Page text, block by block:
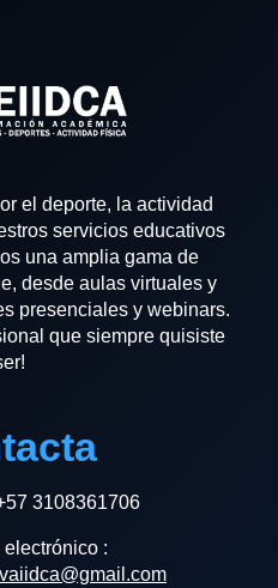
el deporte, la actividad
servicios educativos
una amplia gama de
desde aulas virtuales y
presenciales y webinars.
que siempre quisiste
3108361706
electrónico :